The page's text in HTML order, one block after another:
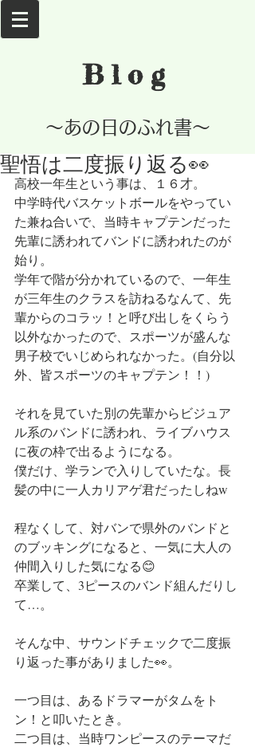
Blog
​～あの日のふれ書～
聖悟は二度振り返る👀
高校一年生という事は、１６才。
中学時代バスケットボールをやってい
た兼ね合いで、当時キャプテンだった
先輩に誘われてバンドに誘われたのが
始り。
学年で階が分かれているので、一年生
が三年生のクラスを訪ねるなんて、先
輩からのコラッ！と呼び出しをくらう
以外なかったので、スポーツが盛んな
男子校でいじめられなかった。(自分以
外、皆スポーツのキャプテン！！)
それを見ていた別の先輩からビジュア
ル系のバンドに誘われ、ライブハウス
に夜の枠で出るようになる。
僕だけ、学ランで入りしていたな。長
髪の中に一人カリアゲ君だったしねw
程なくして、対バンで県外のバンドと
のブッキングになると、一気に大人の
仲間入りした気になる😊
卒業して、3ピースのバンド組んだりし
て…。
そんな中、サウンドチェックで二度振
り返った事がありました👀。
一つ目は、あるドラマーがタムをト
ン！と叩いたとき。
二つ目は、当時ワンピースのテーマだ